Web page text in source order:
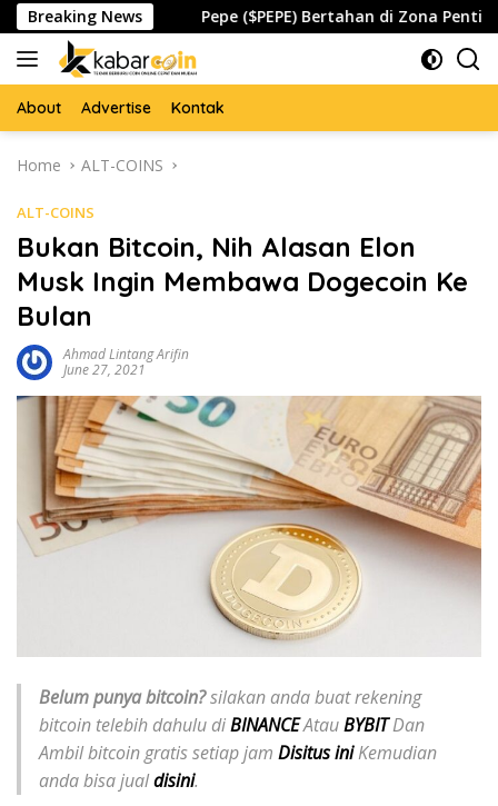
Skip
to
content
Breaking NewsPepe ($PEPE) Bertahan di Zona Penting,
About Advertise Kontak
Home ALT-COINS
ALT-COINS
Bukan Bitcoin, Nih Alasan Elon
Musk Ingin Membawa Dogecoin Ke
Bulan
Ahmad Lintang Arifin
June 27, 2021
Belum punya bitcoin?silakan anda buat rekening
bitcoin telebih dahulu diBINANCEAtauBYBITDan
Ambil bitcoin gratis setiap jam Disitus iniKemudian
anda bisa jualdisini.